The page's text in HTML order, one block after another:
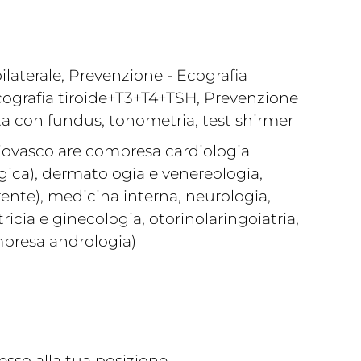
Prevenzione - Ecografia
tiroide+T3+T4+TSH, Prevenzione
con fundus, tonometria, test shirmer
compresa cardiologia
dermatologia e venereologia,
medicina interna, neurologia,
e ginecologia, otorinolaringoiatria,
andrologia)